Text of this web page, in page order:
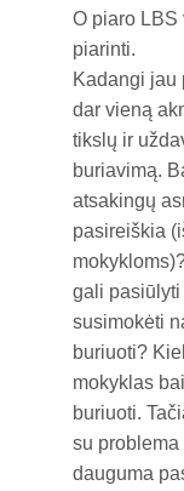
O piaro LBS
piarinti.
Kadangi jau
dar vieną
tikslų ir
buriavimą.
atsakingų
pasireiškia
gali pasiūlyti
susimokėti
buriuoti?
mokyklas
buriuoti.
su
dauguma